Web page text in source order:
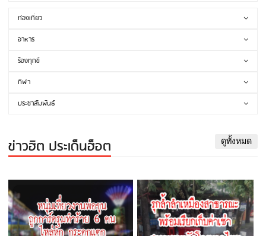
ท่องเที่ยว
อาหาร
ร้องทุกข์
กีฬา
ประชาสัมพันธ์
ข่าวฮิต ประเด็นฮ็อต ดูทั้งหมด